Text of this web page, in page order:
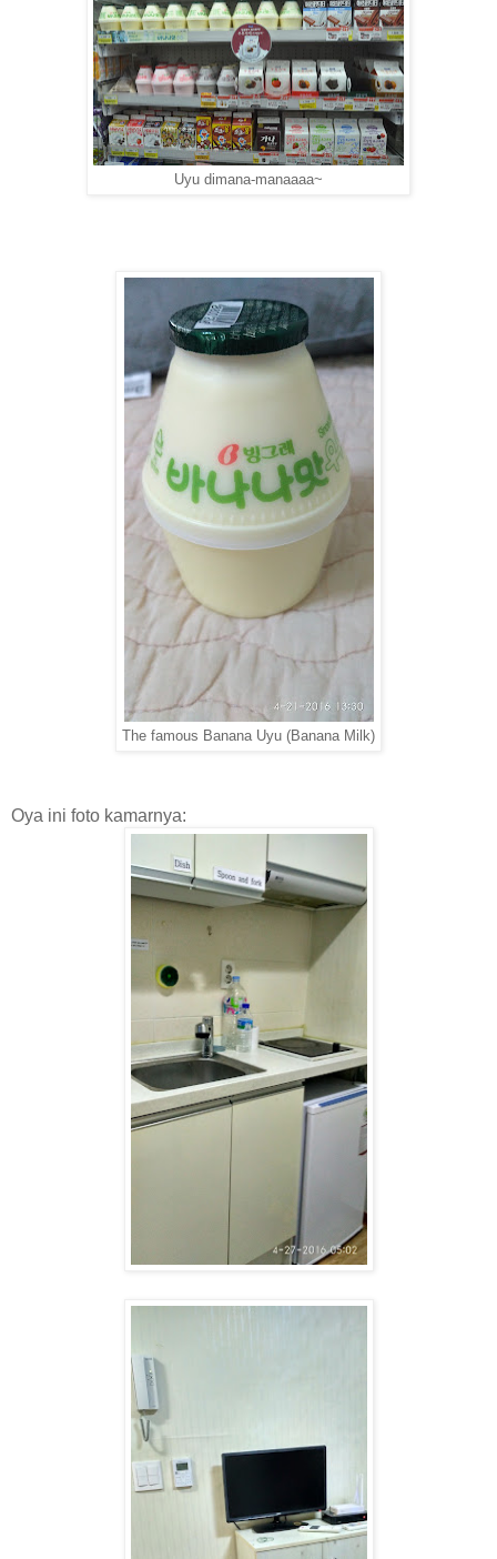
Uyu dimana-manaaaa~
The famous Banana Uyu (Banana Milk)
Oya ini foto kamarnya: